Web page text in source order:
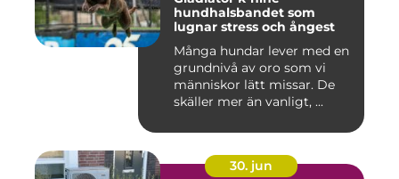
hundhalsbandet som
lugnar stress och ångest
Många hundar lever med en
grundnivå av oro som vi
människor lätt missar. De
skäller mer än vanligt, ...
30. jun